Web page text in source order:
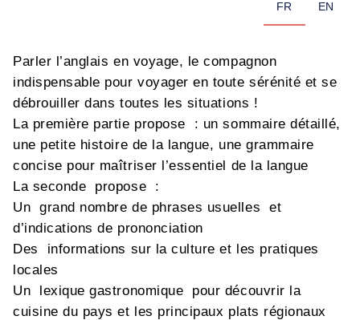
FR EN
Parler l’anglais en voyage, le compagnon
indispensable pour voyager en toute sérénité et se
débrouiller dans toutes les situations !
La première partie propose : un sommaire détaillé,
une petite histoire de la langue, une grammaire
concise pour maîtriser l’essentiel de la langue
La seconde propose :
Un grand nombre de phrases usuelles et
d’indications de prononciation
Des informations sur la culture et les pratiques
locales
Un lexique gastronomique pour découvrir la
cuisine du pays et les principaux plats régionaux